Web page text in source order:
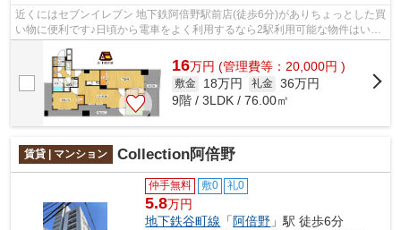
近くにはセブンイレブン 地下鉄阿倍野駅前店(徒歩6分)がありちょっとした買
い物に便利です♪日頃から電車をよく利用するなら2駅利用可能な物件はいか
がでしょうか♪駐車場までの距離は15...
16万円 (管理費等：20,000円 )
敷金 18万円 礼金 36万円
9階 / 3LDK / 76.00㎡
賃貸 | マンション Collection阿倍野
仲手無料 敷0 礼0
5.8万円
地下鉄谷町線 「 阿倍野 」駅 徒歩6分